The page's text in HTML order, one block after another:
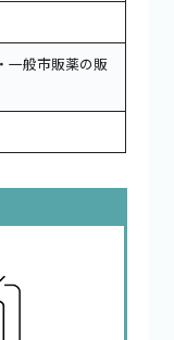
一般市販薬の販